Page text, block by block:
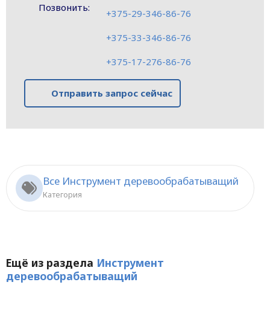
Позвонить:
+375-29-346-86-76
+375-33-346-86-76
+375-17-276-86-76
Отправить запрос сейчас
Все Инструмент деревообрабатыващий
Категория
Ещё из раздела Инструмент
деревообрабатыващий